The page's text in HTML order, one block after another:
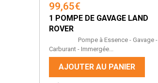
99,65€
1 POMPE DE GAVAGE LAND
ROVER
Pompe à Essence - Gavage -
Carburant - Immergée...
AJOUTER AU PANIER